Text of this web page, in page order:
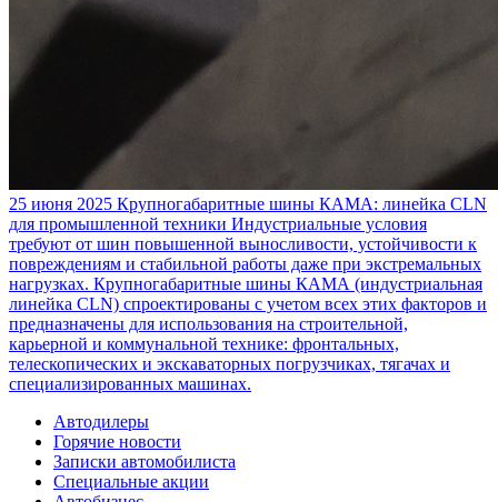
25 июня 2025 Крупногабаритные шины КАМА: линейка CLN
для промышленной техники Индустриальные условия
требуют от шин повышенной выносливости, устойчивости к
повреждениям и стабильной работы даже при экстремальных
нагрузках. Крупногабаритные шины КАМА (индустриальная
линейка CLN) спроектированы с учетом всех этих факторов и
предназначены для использования на строительной,
карьерной и коммунальной технике: фронтальных,
телескопических и экскаваторных погрузчиках, тягачах и
специализированных машинах.
Автодилеры
Горячие новости
Записки автомобилиста
Специальные акции